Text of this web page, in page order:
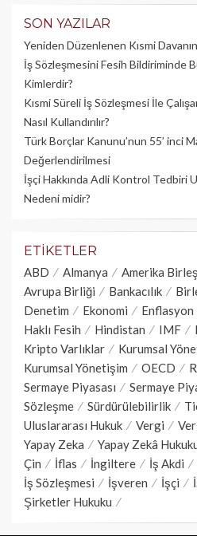
SON YAZILAR
Yeniden Düzenlenen Kısmi
İş Sözleşmesini Fesih Bildiriminde
Kimlerdir?
Kısmi Süreli İş Sözleşmesi İle
Nasıl Kullandırılır?
Türk Borçlar Kanunu’nun 55’ inci
Değerlendirilmesi
İşçi Hakkında Adli Kontrol Tedbiri
Nedeni midir?
ETIKETLER
ABD Almanya Amerika
Avrupa Birliği
Bankacılık
Denetim
Ekonomi Enflasyon
Haklı Fesih
Hindistan IMF
Kripto Varlıklar
Kurumsal
Kurumsal Yönetişim
OECD
Sermaye Piyasası
Sermaye
Sözleşme
Sürdürülebilirlik
Uluslararası Hukuk
Vergi
Yapay Zeka
Yapay Zekâ
Çin
İflas İngiltere İş Akdi
İş Sözleşmesi
İşveren İşçi
Şirketler Hukuku